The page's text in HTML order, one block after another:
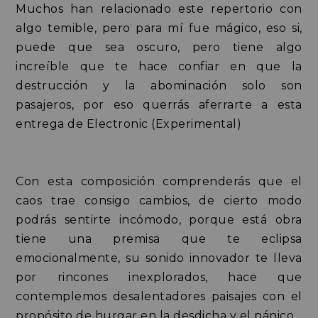
Muchos han relacionado este repertorio con
algo temible, pero para mí fue mágico, eso si,
puede que sea oscuro, pero tiene algo
increíble que te hace confiar en que la
destrucción y la abominación solo son
pasajeros, por eso querrás aferrarte a esta
entrega de Electronic (Experimental)
Con esta composición comprenderás que el
caos trae consigo cambios, de cierto modo
podrás sentirte incómodo, porque está obra
tiene una premisa que te eclipsa
emocionalmente, su sonido innovador te lleva
por rincones inexplorados, hace que
contemplemos desalentadores paisajes con el